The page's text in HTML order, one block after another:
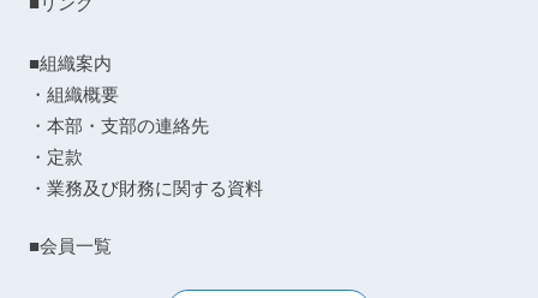
■組織案内
・組織概要
・本部・支部の連絡先
・定款
・業務及び財務に関する資料
■会員一覧